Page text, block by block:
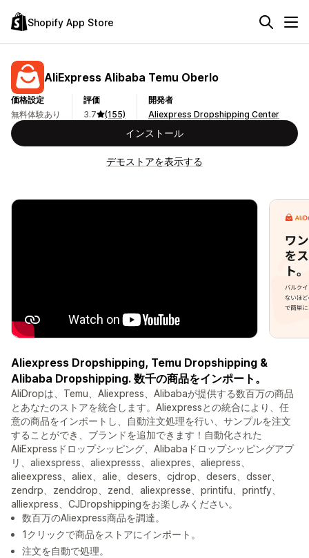
Shopify App Store
AliExpress Alibaba Temu Oberlo
価格設定
無料体験あり
評価
3.7
(155)
開発者
Aliexpress Dropshipping Center
インストール
デモストアを表示する
Aliexpress Dropshipping, Temu Dropshipping &
Alibaba Dropshipping. 数千の商品をインポート。
AliDropは、Temu、Aliexpress、Alibabaが提供する数百万の商品
とあなたのストアを統合します。Aliexpressとの統合により、任
意の商品をインポートし、自動注文処理を行い、サンプルを注文
することができ、ブランドを追加できます！自動化された
AliExpressドロップシッピング、Alibabaドロップシッピングアプ
リ、aliexspress、aliexpresss、aliexpres、aliepress、
alieexpress、aliex、alie、desers、cjdrop、desers、dsser、
zendrp、zenddrop、zend、aliexpresse、printifu、printfy、
alliexpress、CJDropshippingをお楽しみください。
数百万のAliexpress商品を調達。
1クリックで商品をストアにインポート。
注文を自動で処理。